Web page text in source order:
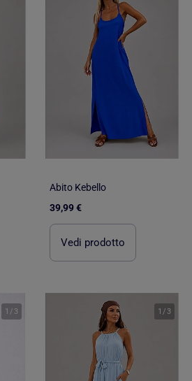
Abito Kebello
39,99 €
Vedi prodotto
1 / 3 1 / 3